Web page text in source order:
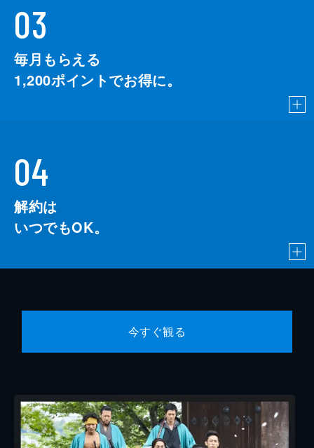
03
毎月もらえる
1,200ポイントでお得に。
04
解約は
いつでもOK。
今すぐ観る